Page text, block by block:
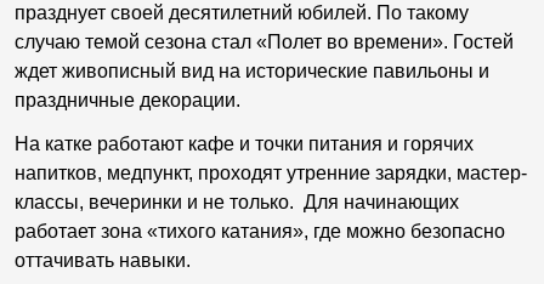
празднует своей десятилетний юбилей. По такому
случаю темой сезона стал «Полет во времени». Гостей
ждет живописный вид на исторические павильоны и
праздничные декорации.
На катке работают кафе и точки питания и горячих
напитков, медпункт, проходят утренние зарядки, мастер-
классы, вечеринки и не только. Для начинающих
работает зона «тихого катания», где можно безопасно
оттачивать навыки.